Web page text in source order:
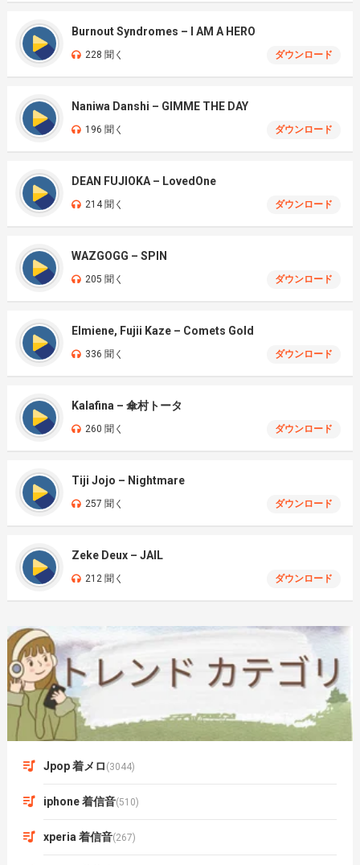
Burnout Syndromes – I AM A HERO
228 聞く ダウンロード
Naniwa Danshi – GIMME THE DAY
196 聞く ダウンロード
DEAN FUJIOKA – LovedOne
214 聞く ダウンロード
WAZGOGG – SPIN
205 聞く ダウンロード
Elmiene, Fujii Kaze – Comets Gold
336 聞く ダウンロード
Kalafina – 傘村トータ
260 聞く ダウンロード
Tiji Jojo – Nightmare
257 聞く ダウンロード
Zeke Deux – JAIL
212 聞く ダウンロード
Jpop 着メロ (3044)
iphone 着信音(510)
xperia 着信音(267)